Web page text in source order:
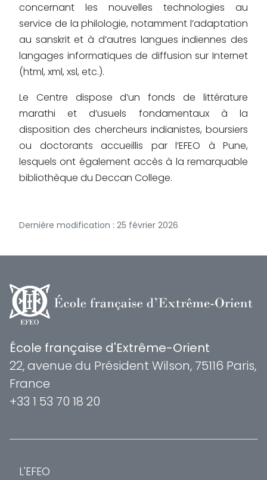
concernant les nouvelles technologies au
service de la philologie, notamment l’adaptation
au sanskrit et à d’autres langues indiennes des
langages informatiques de diffusion sur Internet
(html, xml, xsl, etc.).
Le Centre dispose d’un fonds de littérature
marathi et d’usuels fondamentaux à la
disposition des chercheurs indianistes, boursiers
ou doctorants accueillis par l’EFEO à Pune,
lesquels ont également accès à la remarquable
bibliothèque du Deccan College.
Dernière modification : 25 février 2026
École française d'Extrême-Orient
22, avenue du Président Wilson, 75116 Paris,
France
+33 1 53 70 18 20
L'EFEO